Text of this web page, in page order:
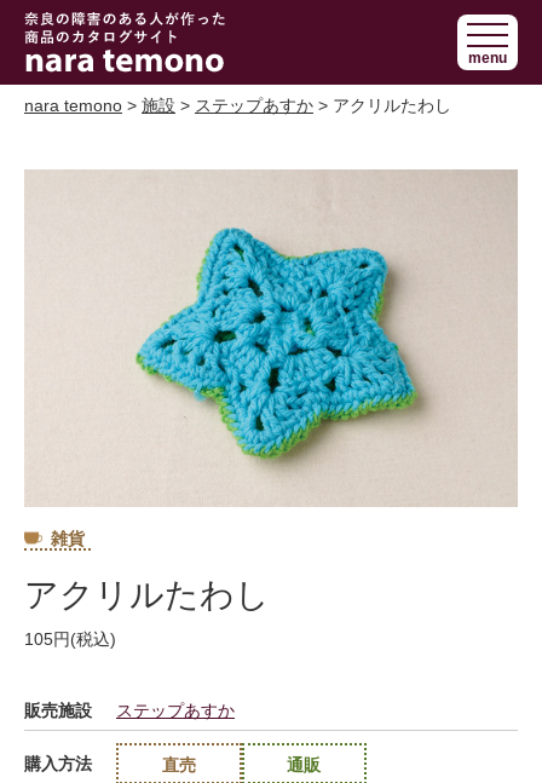
奈良で障害の
ある人の手作
り商品 nara
menu
nara temono > 施設 > ステップあすか > アクリルたわし
雑貨
アクリルたわし
105円(税込)
販売施設 ステップあすか
購入方法 直売 通販